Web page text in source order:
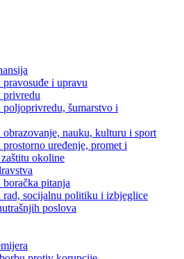
i upravu
privredu
poljoprivredu, šumarstvo i
obrazovanje, nauku, kulturu i sport
uređenje, promet i
okoline
pitanja
rad, socijalnu politiku i izbjeglice
poslova